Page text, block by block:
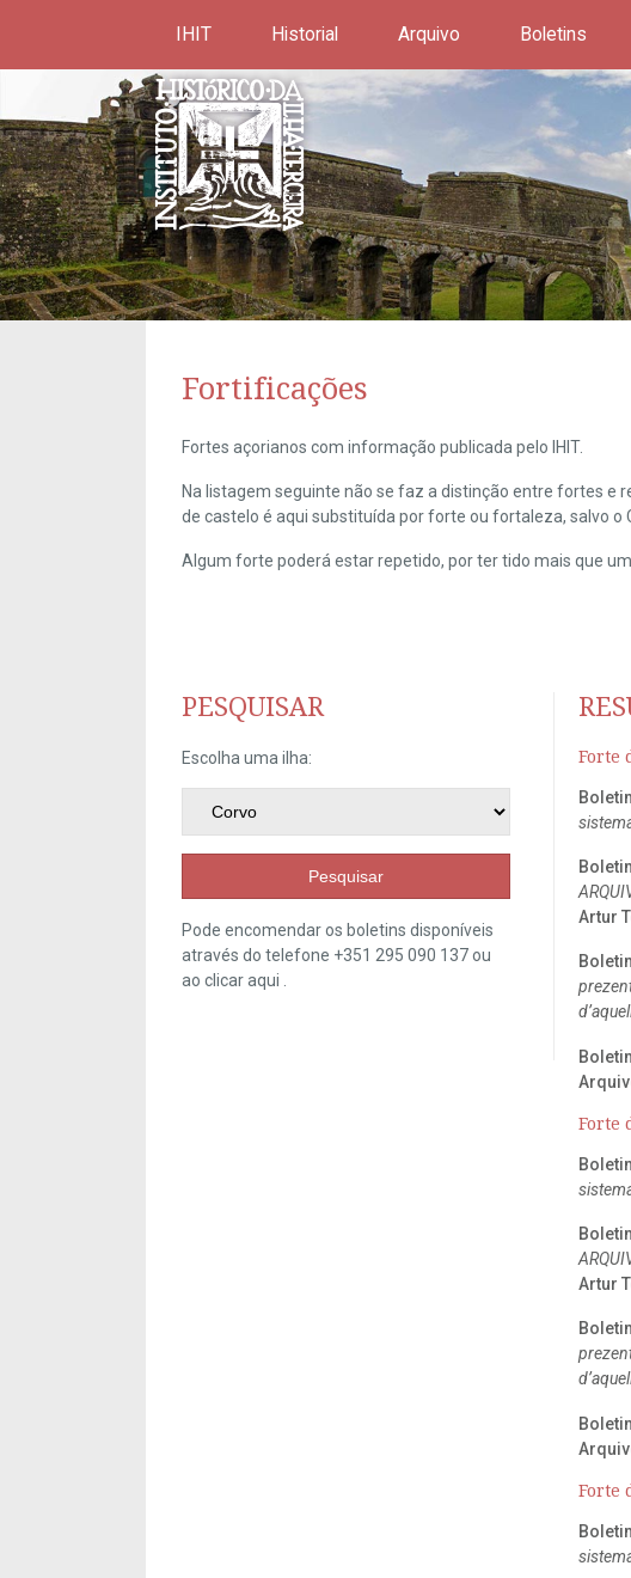
IHIT Historial Arquivo Boletins
Fortificações
Fortes açorianos com informação publicada pelo IHIT.
Na listagem seguinte não se faz a distinção entre fortes e
de castelo é aqui substituída por forte ou fortaleza, salvo o
Algum forte poderá estar repetido, por ter tido mais que um
PESQUISAR
Escolha uma ilha:
Pesquisar
Pode encomendar os boletins disponíveis
através do telefone +351 295 090 137 ou
ao clicaraqui
Forte
Artur
Forte
Artur
Forte